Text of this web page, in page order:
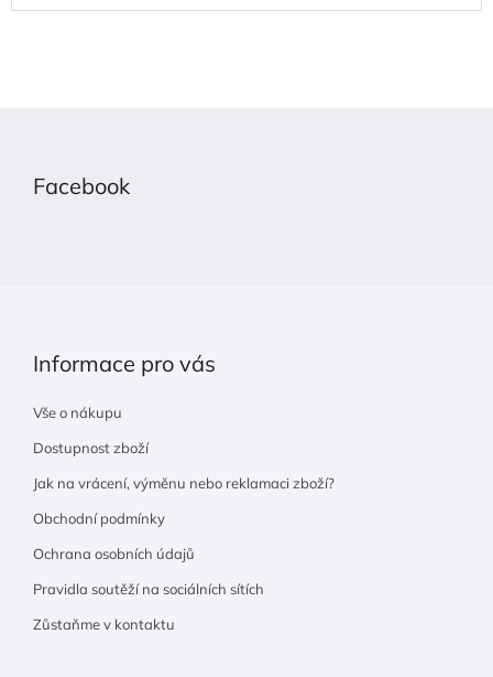
Facebook
Informace pro vás
Vše o nákupu
Dostupnost zboží
Jak na vrácení, výměnu nebo reklamaci zboží?
Obchodní podmínky
Ochrana osobních údajů
Pravidla soutěží na sociálních sítích
Zůstaňme v kontaktu